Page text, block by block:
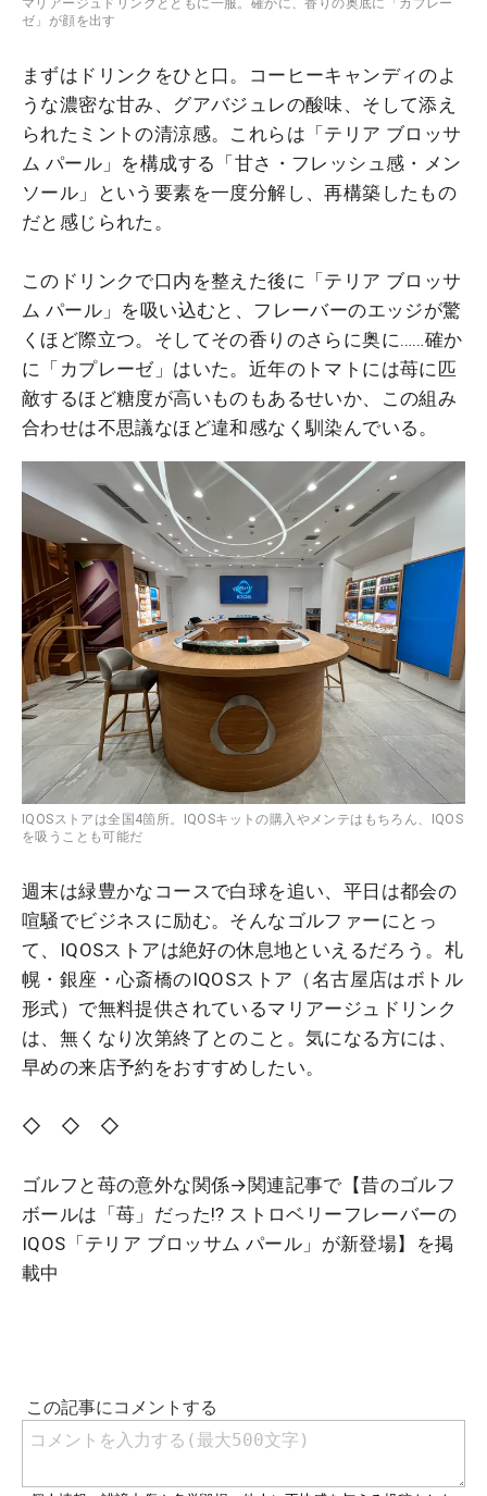
ゼ」が顔を出す
まずはドリンクをひと口。コーヒーキャンディのよ
うな濃密な甘み、グアバジュレの酸味、そして添え
られたミントの清涼感。これらは「テリア ブロッサ
ム パール」を構成する「甘さ・フレッシュ感・メン
ソール」という要素を一度分解し、再構築したもの
だと感じられた。
このドリンクで口内を整えた後に「テリア ブロッサ
ム パール」を吸い込むと、フレーバーのエッジが驚
くほど際立つ。そしてその香りのさらに奥に……確か
に「カプレーゼ」はいた。近年のトマトには苺に匹
敵するほど糖度が高いものもあるせいか、この組み
合わせは不思議なほど違和感なく馴染んでいる。
IQOSストアは全国4箇所。IQOSキットの購入やメンテはもちろん、IQOS
を吸うことも可能だ
週末は緑豊かなコースで白球を追い、平日は都会の
喧騒でビジネスに励む。そんなゴルファーにとっ
て、IQOSストアは絶好の休息地といえるだろう。札
幌・銀座・心斎橋のIQOSストア（名古屋店はボトル
形式）で無料提供されているマリアージュドリンク
は、無くなり次第終了とのこと。気になる方には、
早めの来店予約をおすすめしたい。
◇ ◇ ◇
ゴルフと苺の意外な関係→関連記事で【昔のゴルフ
ボールは「苺」だった!? ストロベリーフレーバーの
IQOS「テリア ブロッサム パール」が新登場】を掲
載中